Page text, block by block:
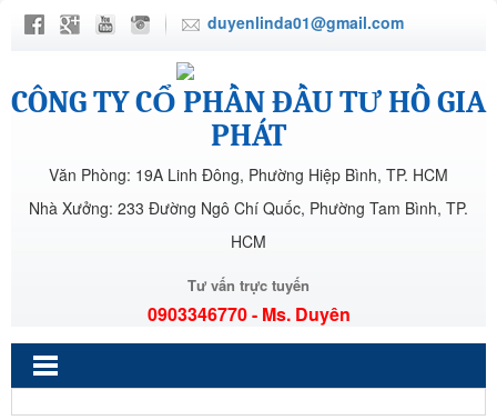
duyenlinda01@gmail.com
CÔNG TY CỔ PHẦN ĐẦU TƯ HỒ GIA
PHÁT
Văn Phòng: 19A Linh Đông, Phường Hiệp Bình, TP. HCM
Nhà Xưởng: 233 Đường Ngô Chí Quốc, Phường Tam Bình, TP.
HCM
Tư vấn trực tuyến
0903346770 - Ms. Duyên